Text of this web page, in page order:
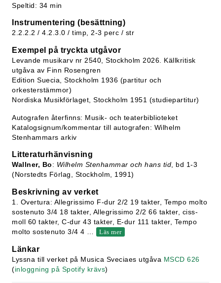
Speltid: 34 min
Instrumentering (besättning)
2.2.2.2 / 4.2.3.0 / timp, 2-3 perc / str
Exempel på tryckta utgåvor
Levande musikarv nr 2540, Stockholm 2026. Källkritisk
utgåva av Finn Rosengren
Edition Suecia, Stockholm 1936 (partitur och
orkesterstämmor)
Nordiska Musikförlaget, Stockholm 1951 (studiepartitur)
Autografen återfinns: Musik- och teaterbiblioteket
Katalogsignum/kommentar till autografen: Wilhelm
Stenhammars arkiv
Litteraturhänvisning
Wallner, Bo: Wilhelm Stenhammar och hans tid , bd 1-3
(Norstedts Förlag, Stockholm, 1991)
Beskrivning av verket
1. Overtura: Allegrissimo F-dur 2/2 19 takter, Tempo molto
sostenuto 3/4 18 takter, Allegrissimo 2/2 66 takter, ciss-
moll 60 takter, C-dur 43 takter, E-dur 111 takter, Tempo
molto sostenuto 3/4 4
Läs mer
Länkar
Lyssna till verket på Musica Sveciaes utgåva MSCD 626
(inloggning på Spotify krävs)